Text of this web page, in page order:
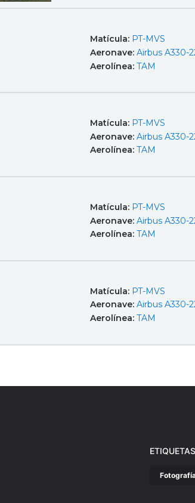
Matícula: PT-MVS
Aeronave: Airbus A330-
Aerolínea: TAM
Matícula: PT-MVS
Aeronave: Airbus A330-
Aerolínea: TAM
Matícula: PT-MVS
Aeronave: Airbus A330-
Aerolínea: TAM
Matícula: PT-MVS
Aeronave: Airbus A330-
Aerolínea: TAM
ETIQUETAS